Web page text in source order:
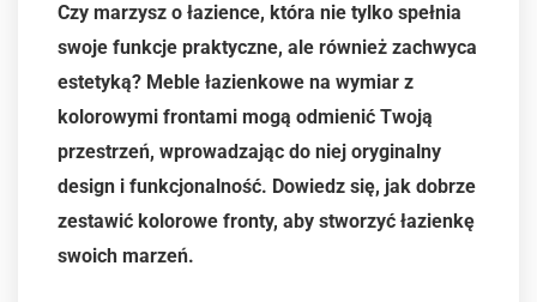
Czy marzysz o łazience, która nie tylko spełnia
swoje funkcje praktyczne, ale również zachwyca
estetyką? Meble łazienkowe na wymiar z
kolorowymi frontami mogą odmienić Twoją
przestrzeń, wprowadzając do niej oryginalny
design i funkcjonalność. Dowiedz się, jak dobrze
zestawić kolorowe fronty, aby stworzyć łazienkę
swoich marzeń.